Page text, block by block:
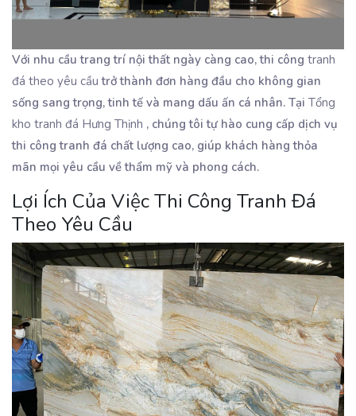
Với nhu cầu trang trí nội thất ngày càng cao, thi công tranh
đá theo yêu cầu trở thành đơn hàng đầu cho không gian
sống sang trọng, tinh tế và mang dấu ấn cá nhân. Tại Tổng
kho tranh đá Hưng Thịnh , chúng tôi tự hào cung cấp dịch vụ
thi công tranh đá chất lượng cao, giúp khách hàng thỏa
mãn mọi yêu cầu về thẩm mỹ và phong cách.
Lợi Ích Của Việc Thi Công Tranh Đá
Theo Yêu Cầu